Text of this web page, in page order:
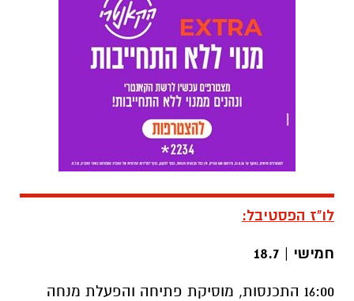
לו"ז הפסטיבל:
חמישי | 18.7
16:00 התכנסות, מוסיקת פתיחה והפעלת מנחה